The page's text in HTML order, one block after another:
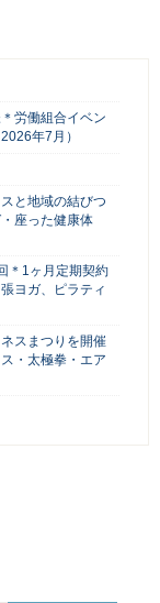
労働組合イベン
年7月）
と地域の結びつ
座った健康体
＊1ヶ月定期契約
ヨガ、ピラティ
スまつりを開催
・太極拳・エア